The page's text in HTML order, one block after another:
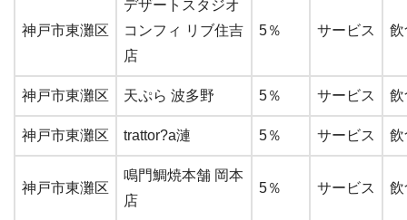
神戸市東灘区
デザートスタジオ
コンフィ リブ住吉
店
5％ サービス 飲
神戸市東灘区 天ぷら 波多野 5％ サービス 飲
神戸市東灘区 trattor?a漣 5％ サービス 飲
神戸市東灘区
鳴門鯛焼本舗 岡本
店
5％ サービス 飲